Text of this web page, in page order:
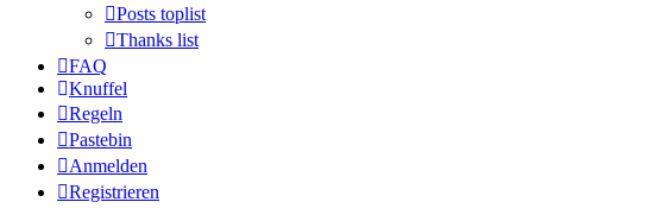
Posts toplist
Thanks list
FAQ
Knuffel
Regeln
Pastebin
Anmelden
Registrieren